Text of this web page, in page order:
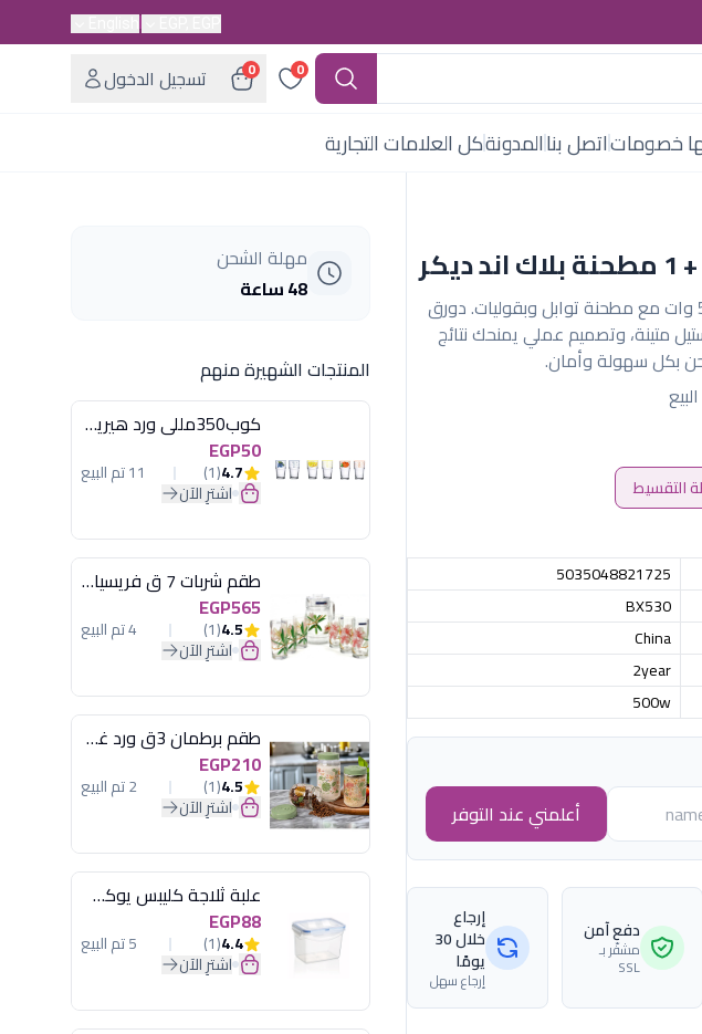
0
0 تسجيل الدخول
خصوماتاتصل بناالمدونةكل العلامات التجارية
خلاط بلاك آند ديكر 500 وات مع مطحنة توابل وبقوليات. دورق
متينة، وتصميم عملي يمنحك نتائج
بكل سهولة وأمان.
5035048821725
BX530
China
2year
500w
أعلمني عند التوفر
دفع آمن
مشفّر بـ
SSL
إرجاع
خلال 30
يومًا
إرجاع سهل
مهلة الشحن
48 ساعة
المنتجات الشهيرة منهم
كوب350مللى ورد هيريفين
EGP50
4.7
(1) 11 تم البيع
اشترِ الآن
طقم شربات 7 ق فريسيا لومينارك
EGP565
4.5
(1) 4 تم البيع
اشترِ الآن
طقم برطمان 3ق ورد غطاء مينت جرين هيريفين
EGP210
4.5
(1) 2 تم البيع
اشترِ الآن
علبة ثلاجة كليبس يوكسان
EGP88
4.4
(1) 5 تم البيع
اشترِ الآن